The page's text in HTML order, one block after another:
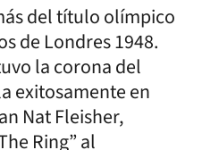
del título olímpico
de Londres 1948.
la corona del
exitosamente en
Nat Fleisher,
Ring” al